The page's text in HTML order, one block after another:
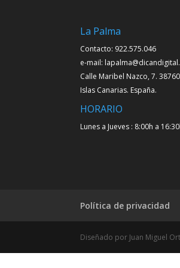
La Palma
Contacto: 922.575.046
e-mail:
Calle Maribel Nazco, 7.
Islas Canarias. España.
HORARIO
Lunes a Jueves : 8:00h a
Política de privacidad
Diseñado por Juan Miguel